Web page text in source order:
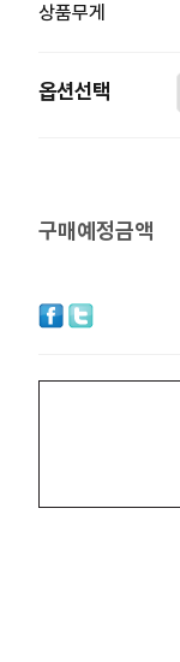
상품무게
옵션선택
구매예정금액